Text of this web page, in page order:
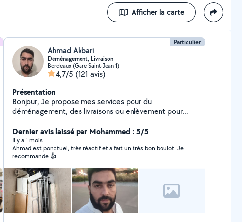
Afficher la carte
Particulier
Ahmad Akbari
Déménagement, Livraison
Bordeaux (Gare Saint-Jean 1)
4,7/5 (121 avis)
Présentation
Bonjour, Je propose mes services pour du
déménagement, des livraisons ou enlèvement pour
Dernier avis laissé par Mohammed : 5/5
Il y a 1 mois
Ahmad est ponctuel, très réactif et a fait un très bon boulot. Je
recommande 👍